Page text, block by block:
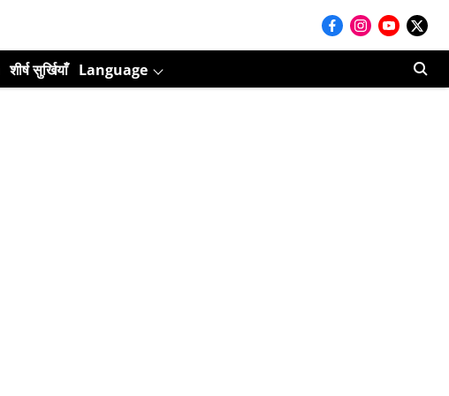
शीर्ष सुर्खियाँ Language